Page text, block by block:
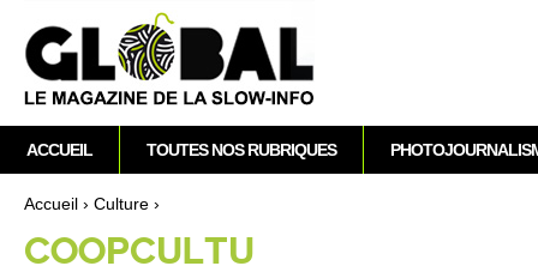
Vous êtes ici
Accueil › Culture ›
CO­OPCULTU
M
e
n
p
ACCUEIL TOUTES NOS RUBRIQUES